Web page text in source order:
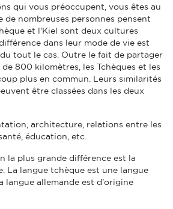
qui vous préoccupent, vous êtes au
de nombreuses personnes pensent
et l'Kiel sont deux cultures
dans leur mode de vie est
tout le cas. Outre le fait de partager
800 kilomètres, les Tchèques et les
plus en commun. Leurs similarités
être classées dans les deux
architecture, relations entre les
éducation, etc.
la plus grande différence est la
La langue tchèque est une langue
langue allemande est d'origine